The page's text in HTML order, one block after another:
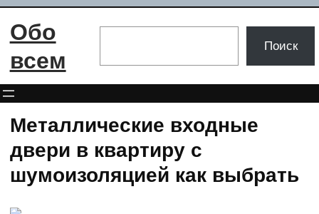
Перейти
Обо
всем
Поиск
Металлические входные
двери в квартиру с
шумоизоляцией как выбрать